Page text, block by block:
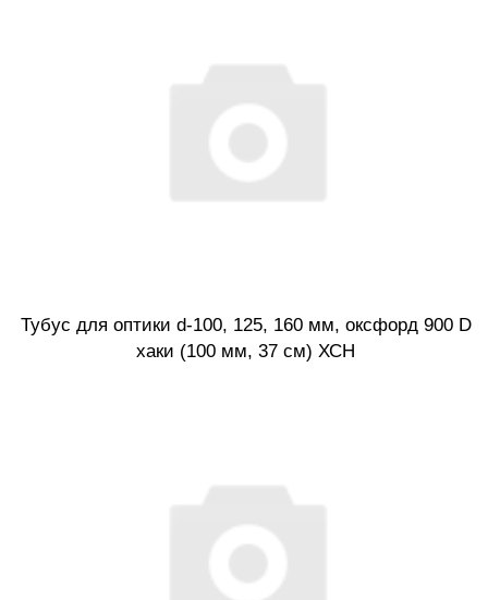
Тубус для оптики d-100, 125, 160 мм, оксфорд 900 D
хаки (100 мм, 37 см) ХСН